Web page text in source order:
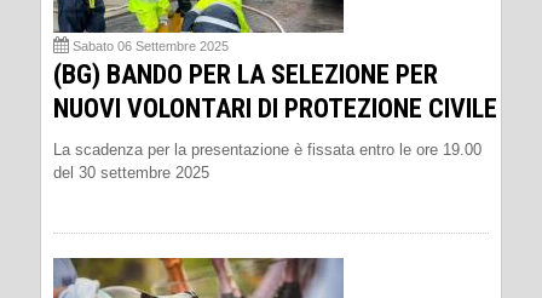
Sabato 06 Settembre 2025
(BG) BANDO PER LA SELEZIONE PER
NUOVI VOLONTARI DI PROTEZIONE CIVILE
La scadenza per la presentazione è fissata entro le ore 19.00
del 30 settembre 2025